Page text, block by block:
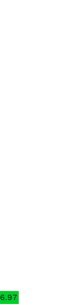
6.97